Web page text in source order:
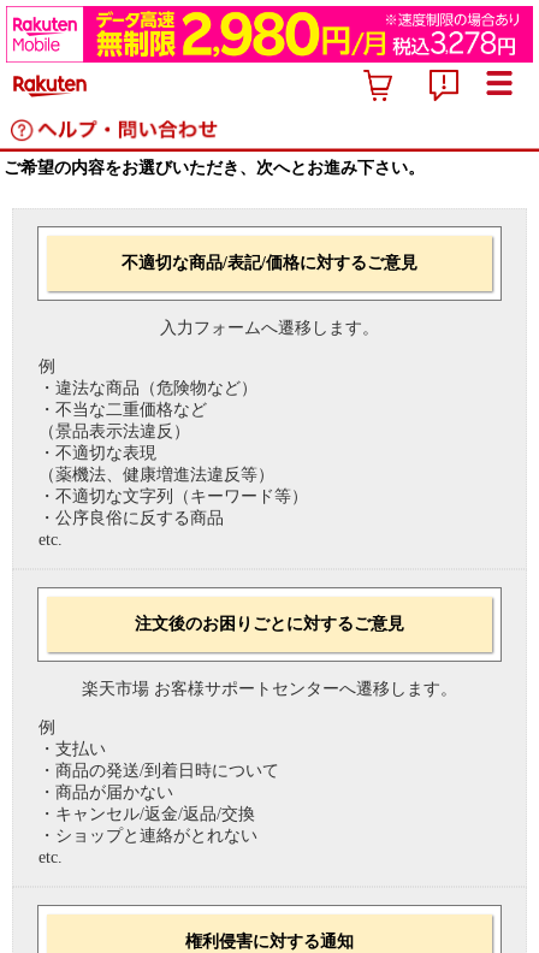
ご希望の内容をお選びいただき、次へとお進み下さい。
不適切な商品/表記/価格に対するご意見
入力フォームへ遷移します。
例
・違法な商品（危険物など）
・不当な二重価格など
（景品表示法違反）
・不適切な表現
（薬機法、健康増進法違反等）
・不適切な文字列（キーワード等）
・公序良俗に反する商品
etc.
注文後のお困りごとに対するご意見
楽天市場 お客様サポートセンターへ遷移します。
例
・支払い
・商品の発送/到着日時について
・商品が届かない
・キャンセル/返金/返品/交換
・ショップと連絡がとれない
etc.
権利侵害に対する通知